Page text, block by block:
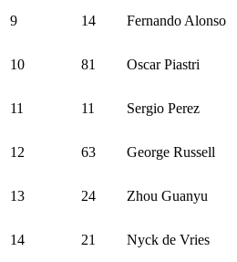
9 14 Fernando Alonso
10 81 Oscar Piastri
11 11 Sergio Perez
12 63 George Russell
13 24 Zhou Guanyu
14 21 Nyck de Vries